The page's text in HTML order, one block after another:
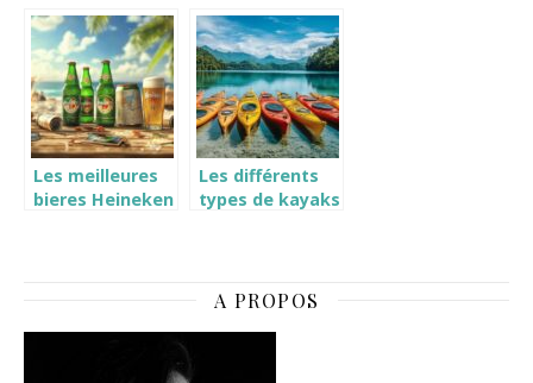
avant de sauter
en parachute
l’île d’Yeu
Les meilleures
bieres Heineken
Les différents
types de kayaks
débutants et le
A PROPOS